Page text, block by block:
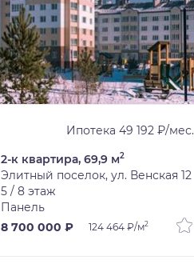
Ипотека 49 192 ₽/мес.
2-к квартира, 69,9 м2
Элитный поселок, ул. Венская 12
5 / 8 этаж
Панель
8 700 000 ₽
124 464 ₽/м2